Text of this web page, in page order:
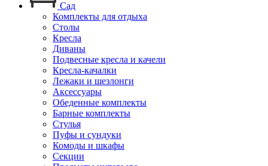
Сад
Комплекты для отдыха
Столы
Кресла
Диваны
Подвесные кресла и качели
Кресла-качалки
Лежаки и шезлонги
Аксессуары
Обеденные комплекты
Барные комплекты
Стулья
Пуфы и сундуки
Комоды и шкафы
Секции